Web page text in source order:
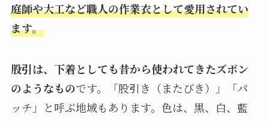
庭師や大工など職人の作業衣として愛用されてい
ます。
股引は、下着としても昔から使われてきたズボン
のようなものです。「股引き（またびき）」「パ
ッチ」と呼ぶ地域もあります。色は、黒、白、藍